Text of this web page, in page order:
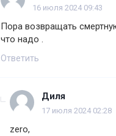
16 июля 2024 09:43
Пора возвращать
что надо .
Ответить
Диля
17 июля 2024 02:28
zero,